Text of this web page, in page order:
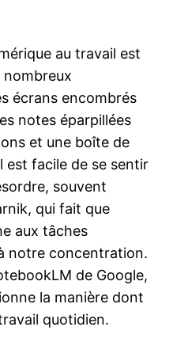
au travail est
écrans encombrés
notes éparpillées
et une boîte de
est facile de se sentir
souvent
qui fait que
aux tâches
notre concentration.
de Google,
la manière dont
quotidien.